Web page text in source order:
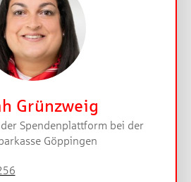
Grünzweig
Spendenplattform bei der
Göppingen